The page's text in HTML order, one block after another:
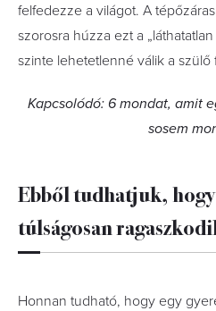
felfedezze a világot. A
szorosra húzza ezt a
szinte lehetetlenné válik a
Kapcsolódó: 6 mondat, amit
sosem
Ebből tudhatjuk, hogy
túlságosan
Honnan tudható, hogy egy